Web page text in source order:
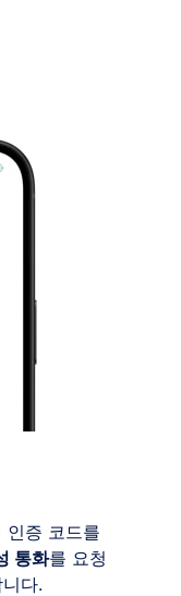
인증 코드를
통화를 요청
다.